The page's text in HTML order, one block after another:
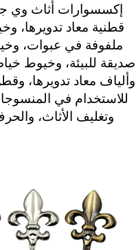
إكسسوارات أثاث وي
قطنية معاد تدويرها،
ملفوفة في عبوات،
صديقة للبيئة، وخيوط
وألياف معاد تدويرها،
للاستخدام في
وتغليف الأثاث،